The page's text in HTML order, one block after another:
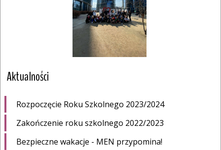
Aktualności
Rozpoczęcie Roku Szkolnego 2023/2024
Zakończenie roku szkolnego 2022/2023
Bezpieczne wakacje - MEN przypomina!